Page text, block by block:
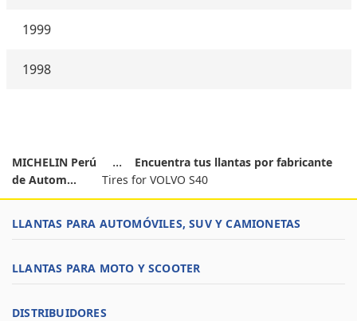
1999
1998
MICHELIN Perú
Encuentra tus llantas por fabricante
de Autom...
Tires for VOLVO S40
LLANTAS PARA AUTOMÓVILES, SUV Y CAMIONETAS
LLANTAS PARA MOTO Y SCOOTER
DISTRIBUIDORES